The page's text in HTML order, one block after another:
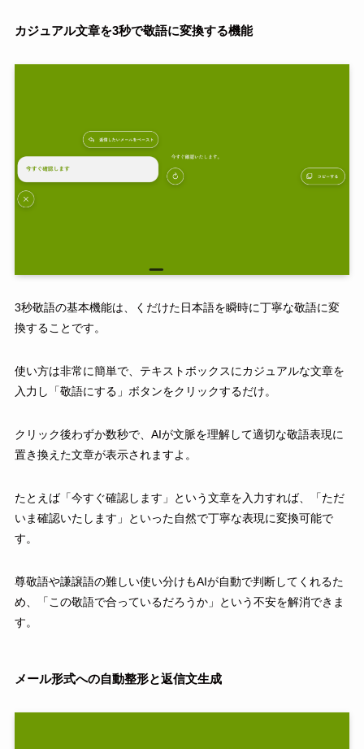
カジュアル文章を3秒で敬語に変換する機能
3秒敬語の基本機能は、くだけた日本語を瞬時に丁寧な敬語に変
換することです。
使い方は非常に簡単で、テキストボックスにカジュアルな文章を
入力し「敬語にする」ボタンをクリックするだけ。
クリック後わずか数秒で、AIが文脈を理解して適切な敬語表現に
置き換えた文章が表示されますよ。
たとえば「今すぐ確認します」という文章を入力すれば、「ただ
いま確認いたします」といった自然で丁寧な表現に変換可能で
す。
尊敬語や謙譲語の難しい使い分けもAIが自動で判断してくれるた
め、「この敬語で合っているだろうか」という不安を解消できま
す。
メール形式への自動整形と返信文生成